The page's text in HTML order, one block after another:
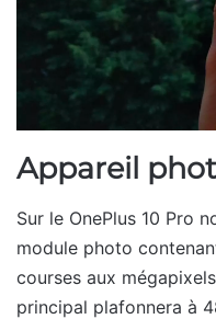
Appareil
Sur le OnePlus 10 Pro
module photo
courses aux
principal plafonnera à